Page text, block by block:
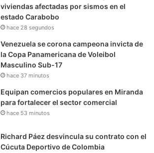
a
m
viviendas afectadas por sismos en el
estado Carabobo
hace 28 segundos
Venezuela se corona campeona invicta de
la Copa Panamericana de Voleibol
Masculino Sub-17
hace 37 minutos
Equipan comercios populares en Miranda
para fortalecer el sector comercial
hace 53 minutos
Richard Páez desvincula su contrato con el
Cúcuta Deportivo de Colombia